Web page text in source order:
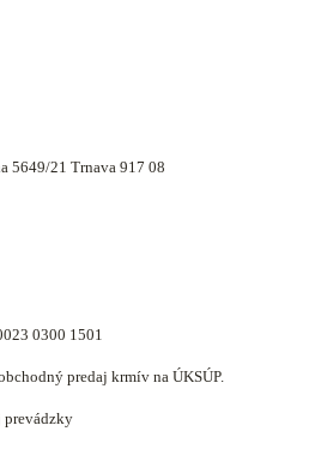
5649/21 Trnava 917 08
0300 1501
predaj krmív na ÚKSÚP.
prevádzky